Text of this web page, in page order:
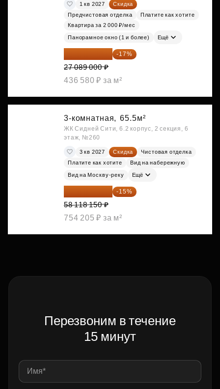
1 кв 2027
Скидка
Предчистовая отделка
Платите как хотите
Квартира за 2 000 ₽/мес
Панорамное окно (1 и более) Ещё
22 483 870 ₽ -17%
27 089 000 ₽
436 580 ₽ за м²
3-комнатная, 65.5м²
ЖК Сидней Сити, 6.2 корпус, 2 секция, 6
этаж, №260
3 кв 2027 Скидка
Чистовая отделка
Платите как хотите
Вид на набережную
Вид на Москву-реку Ещё
49 400 428 ₽ -15%
58 118 150 ₽
754 205 ₽ за м²
Перезвоним в течение
15 минут